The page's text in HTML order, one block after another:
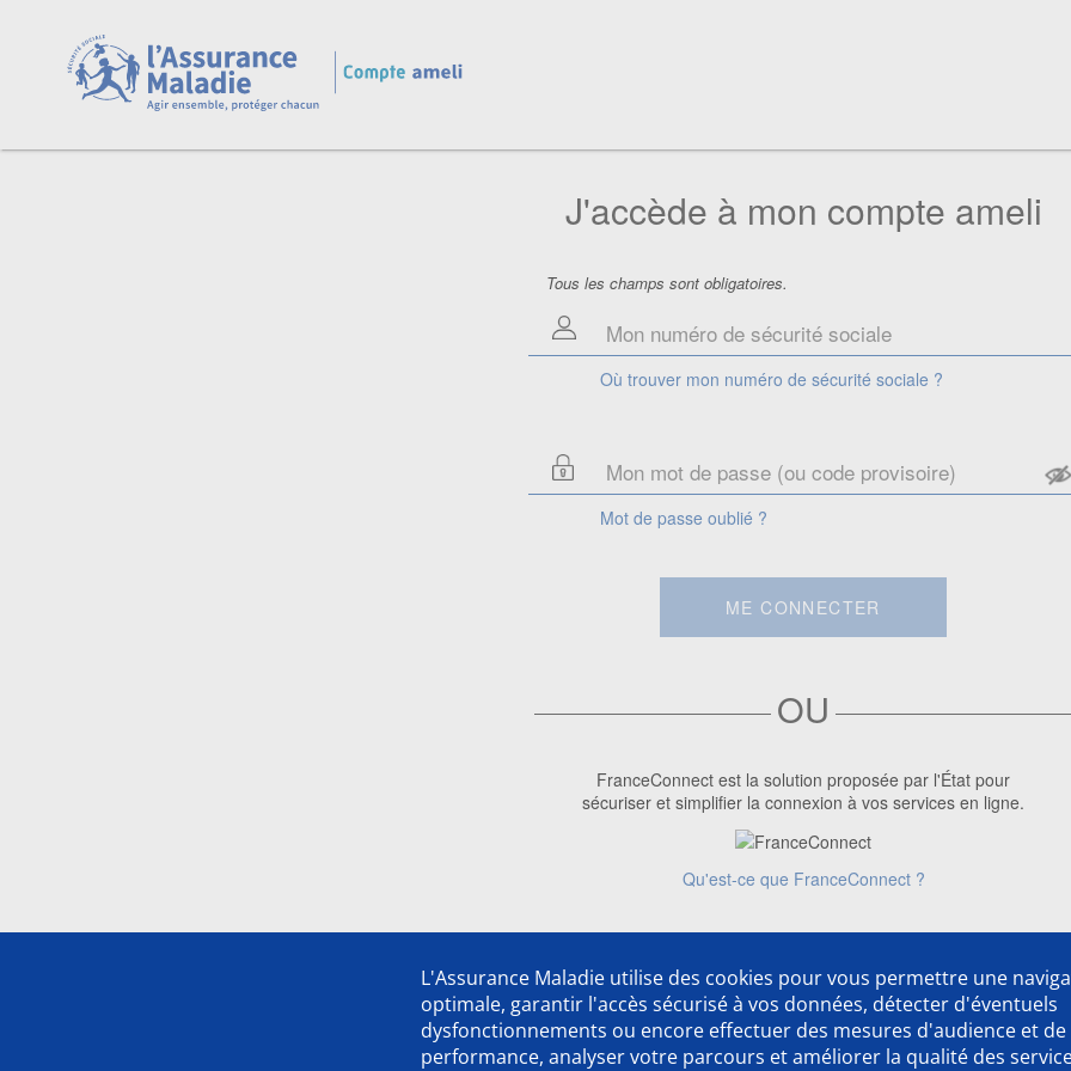
J'accède à mon compte ameli
Tous les champs sont obligatoires.
Où trouver mon numéro de sécurité sociale ?
Mot de passe oublié ?
ME CONNECTER
L'Assurance Maladie utilise des cookies pour vous permettre une
optimale, garantir l'accès sécurisé à vos données, détecter d'éventuels
dysfonctionnements ou encore effectuer des mesures d'audience et de
performance, analyser votre parcours et améliorer la qualité des
OU
FranceConnect est la solution proposée par l'État pour
sécuriser et simplifier la connexion à vos services en ligne.
Qu'est-ce que FranceConnect ?